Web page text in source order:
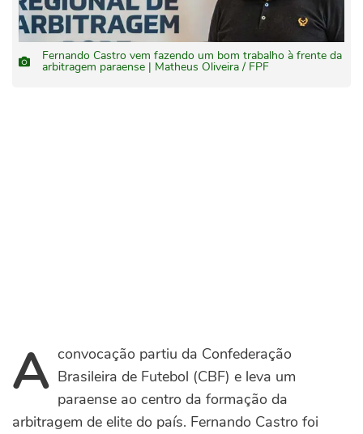
Fernando Castro vem fazendo um bom trabalho à frente da
arbitragem paraense | Matheus Oliveira / FPF
Aconvocação partiu da Confederação
Brasileira de Futebol (CBF)e leva um
paraense ao centro da formação da
arbitragem de elite do país. Fernando Castro foi